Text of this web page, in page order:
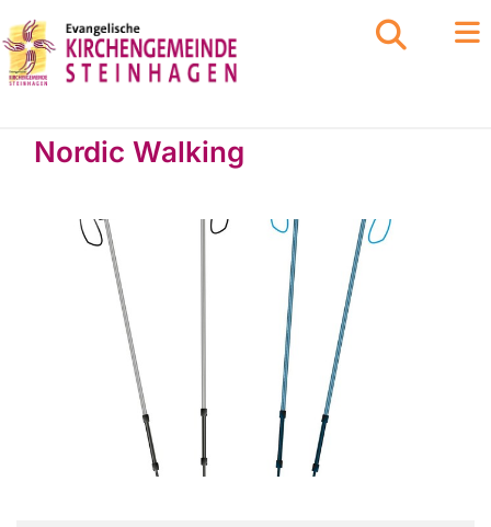
Nordic Walking